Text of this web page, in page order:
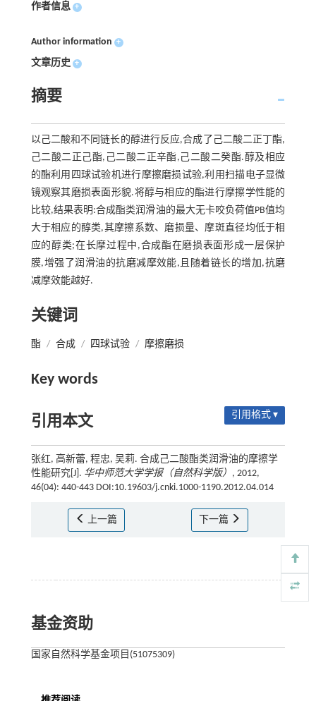
作者信息 +
Author information +
文章历史 +
摘要
以己二酸和不同链长的醇进行反应,合成了己二酸二正丁酯,
己二酸二正己酯,己二酸二正辛酯,己二酸二癸酯.醇及相应
的酯利用四球试验机进行摩擦磨损试验,利用扫描电子显微
镜观察其磨损表面形貌.将醇与相应的酯进行摩擦学性能的
比较,结果表明:合成酯类润滑油的最大无卡咬负荷值PB值均
大于相应的醇类,其摩擦系数、磨损量、摩斑直径均低于相
应的醇类;在长摩过程中,合成酯在磨损表面形成一层保护
膜,增强了润滑油的抗磨减摩效能,且随着链长的增加,抗磨
减摩效能越好.
关键词
酯 / 合成 / 四球试验 / 摩擦磨损
Key words
引用本文 引用格式 ▾
张红, 高新蕾, 程忠, 吴莉. 合成己二酸酯类润滑油的摩擦学
性能研究[J]. 华中师范大学学报（自然科学版） , 2012,
46(04): 440-443 DOI:10.19603/j.cnki.1000-1190.2012.04.014
上一篇 下一篇
基金资助
国家自然科学基金项目(51075309)